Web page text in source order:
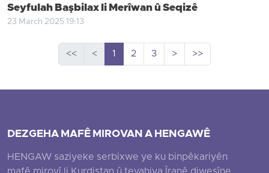
Seyfulah Başbilax li Merîwan û Seqizê
23 March 2025 19:13
<< < 1 2 3 > >>
DEZGEHA MAFÊ MIROVAN A HENGAWÊ
HENGAW saziyeke serbixwe ye ku binpêkariyên